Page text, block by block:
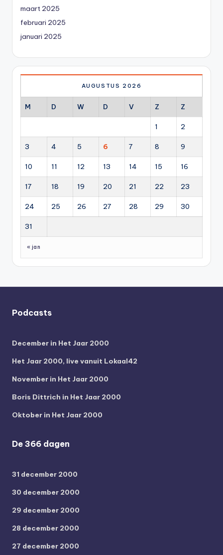
maart 2025
februari 2025
januari 2025
AUGUSTUS 2026
M D W D V Z Z
1 2
3 4 5 6 7 8 9
10 11 12 13 14 15 16
17 18 19 20 21 22 23
24 25 26 27 28 29 30
31
« jan
Podcasts
December in Het Jaar 2000
Het Jaar 2000, live vanuit Lokaal42
November in Het Jaar 2000
Boris Dittrich in Het Jaar 2000
Oktober in Het Jaar 2000
De 366 dagen
31 december 2000
30 december 2000
29 december 2000
28 december 2000
27 december 2000